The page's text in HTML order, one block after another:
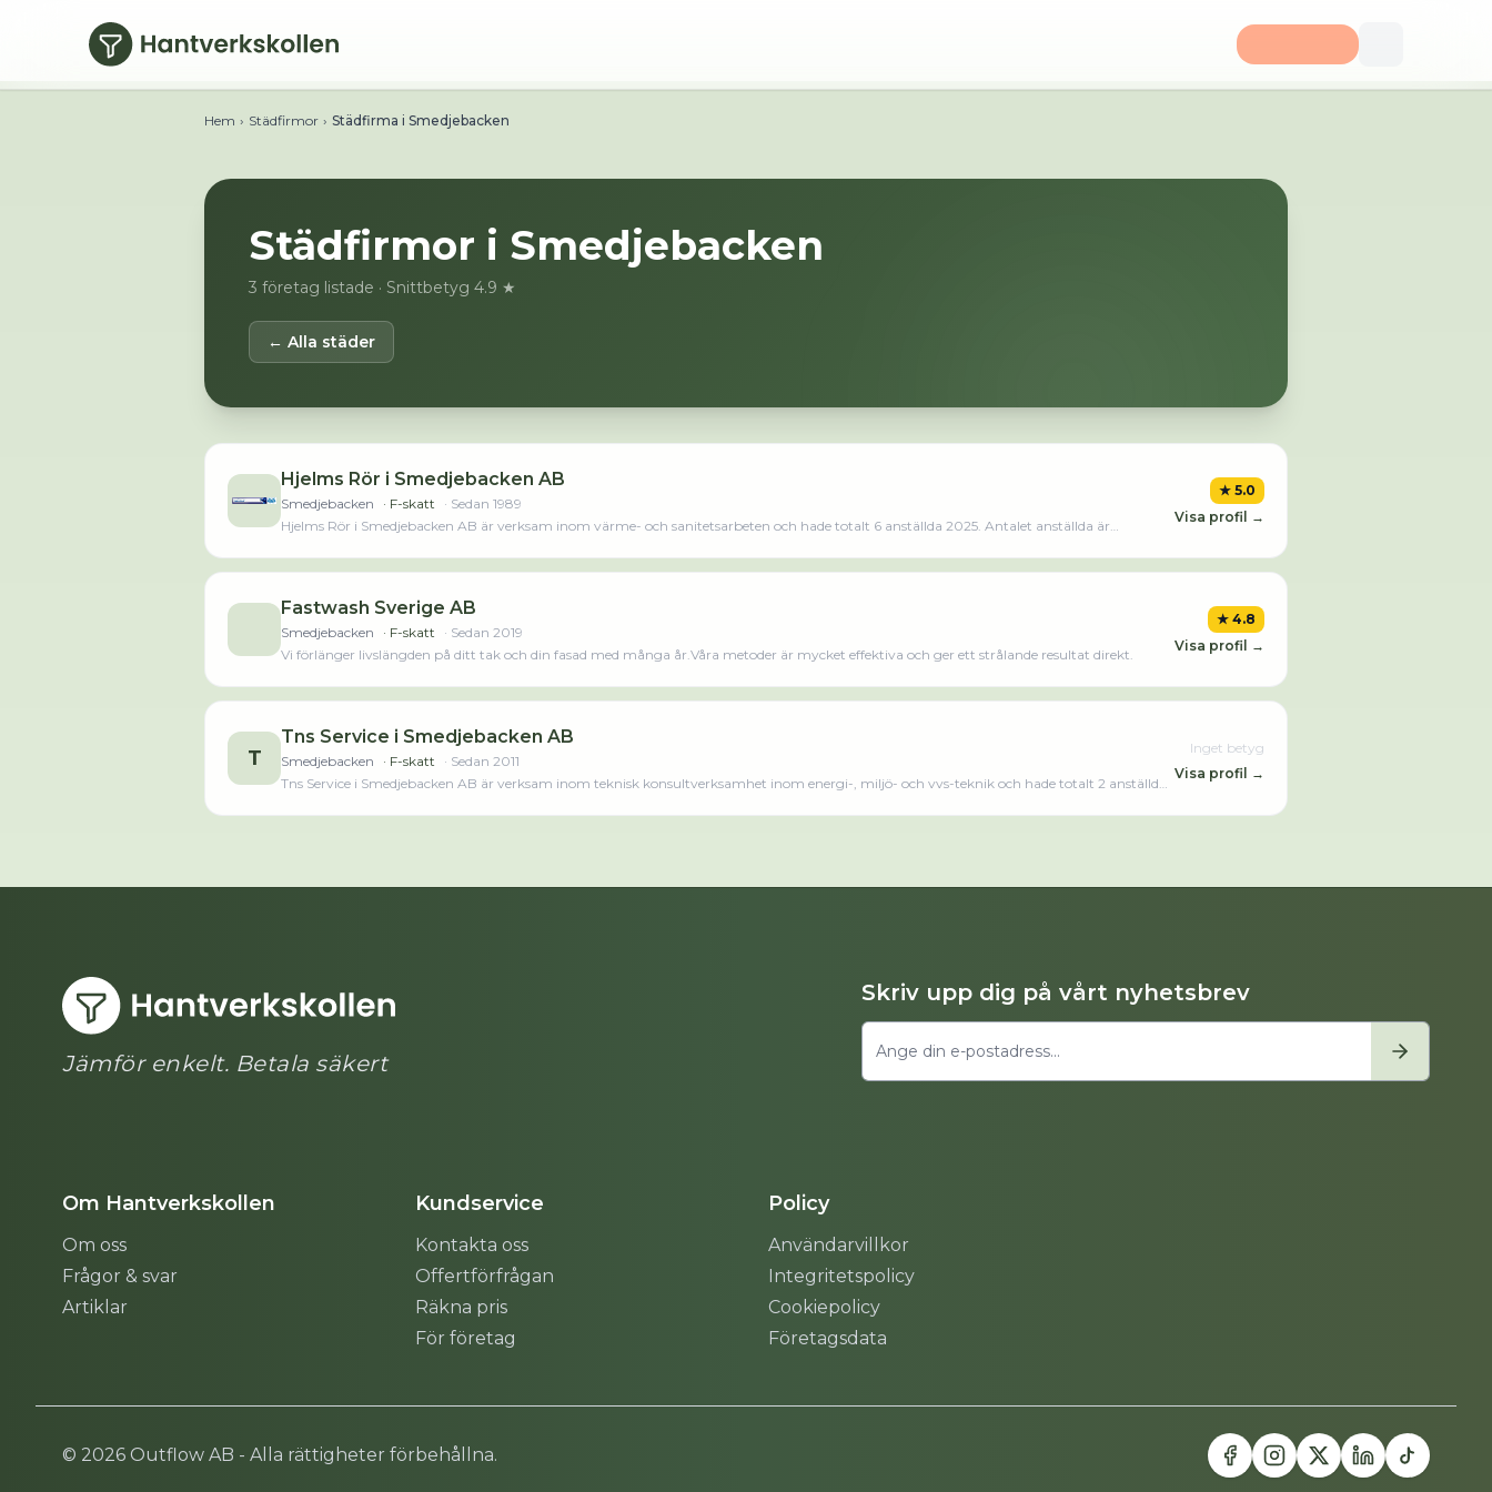
Hoppa till huvudinnehåll
Hem › Städfirmor › Städfirma i Smedjebacken
Städfirmor i Smedjebacken
3 företag listade · Snittbetyg 4.9 ★
← Alla städer
Hjelms Rör i Smedjebacken AB
Smedjebacken · F-skatt · Sedan 1989
Hjelms Rör i Smedjebacken AB är verksam inom värme- och sanitetsarbeten och hade totalt 6 anställda 2025. Antalet anställda är
14 721 000,00 kr senaste räkenskapsåret (2025).Läs merLäs mindre
★ 5.0
Visa profil →
Fastwash Sverige AB
Smedjebacken · F-skatt · Sedan 2019
Vi förlänger livslängden på ditt tak och din fasad med många år.Våra metoder är mycket effektiva och ger ett strålande resultat direkt.
★ 4.8
Visa profil →
T
Tns Service i Smedjebacken AB
Smedjebacken · F-skatt · Sedan 2011
Tns Service i Smedjebacken AB är verksam inom teknisk konsultverksamhet inom energi-, miljö- och vvs-teknik och hade totalt 2 anställda
aktivt sedan 2011. Tns Service i Smedjebacken AB omsatte 3 524 000,00 kr senaste räkenskapsåret (2024).Läs merLäs mindre
Inget betyg
Visa profil →
Jämför enkelt. Betala säkert
Skriv upp dig på vårt nyhetsbrev
Om Hantverkskollen
Om oss
Frågor & svar
Artiklar
Kundservice
Kontakta oss
Offertförfrågan
Räkna pris
För företag
Policy
Användarvillkor
Integritetspolicy
Cookiepolicy
Företagsdata
© 2026 Outflow AB - Alla rättigheter förbehållna.